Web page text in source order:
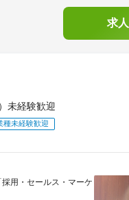
求
未経験歓迎
種未経験歓迎
用・セールス・マーケ